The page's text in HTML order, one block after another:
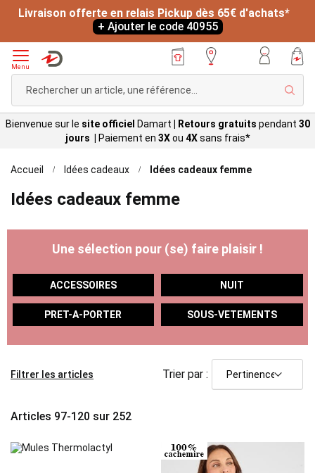
Livraison offerte en relais Pickup dès 65€ d'achats*
+ Ajouter le code 40955
Menu
Bienvenue sur le site officiel Damart Retours gratuits pendant 30
jours |
Paiement en 3Xou 4Xsans frais*
Accueil Idées cadeaux Idées cadeaux femme
Idées cadeaux femme
Une sélection pour (se) faire plaisir !
ACCESSOIRES NUIT
PRET-A-PORTER SOUS-VETEMENTS
Articles 97-120 sur 252
Trier par :
Filtrer les articles